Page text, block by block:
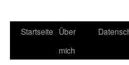
Startseite Über
mich